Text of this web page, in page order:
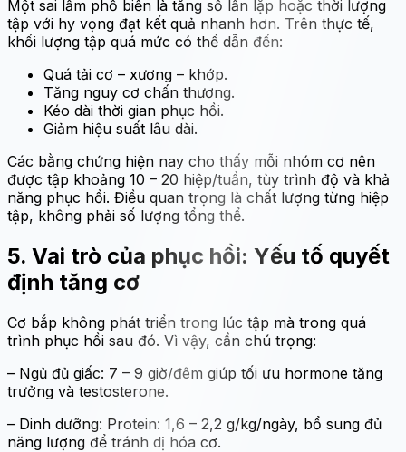
Một sai lầm phổ biến là tăng số lần lặp hoặc thời lượng
tập với hy vọng đạt kết quả nhanh hơn. Trên thực tế,
khối lượng tập quá mức có thể dẫn đến:
Quá tải cơ – xương – khớp.
Tăng nguy cơ chấn thương.
Kéo dài thời gian phục hồi.
Giảm hiệu suất lâu dài.
Các bằng chứng hiện nay cho thấy mỗi nhóm cơ nên
được tập khoảng 10 – 20 hiệp/tuần, tùy trình độ và khả
năng phục hồi. Điều quan trọng là chất lượng từng hiệp
tập, không phải số lượng tổng thể.
5. Vai trò của phục hồi: Yếu tố quyết
định tăng cơ
Cơ bắp không phát triển trong lúc tập mà trong quá
trình phục hồi sau đó. Vì vậy, cần chú trọng:
– Ngủ đủ giấc: 7 – 9 giờ/đêm giúp tối ưu hormone tăng
trưởng và testosterone.
– Dinh dưỡng: Protein: 1,6 – 2,2 g/kg/ngày, bổ sung đủ
năng lượng để tránh dị hóa cơ.